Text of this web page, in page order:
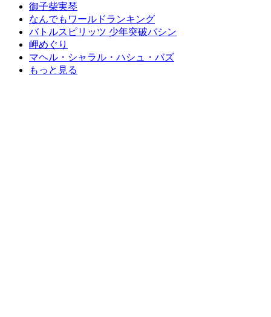
御子柴実琴
なんでもワールドランキング
バトルスピリッツ 少年突破バシン
岬めぐり
マヘル・シャラル・ハシュ・バズ
もっと見る